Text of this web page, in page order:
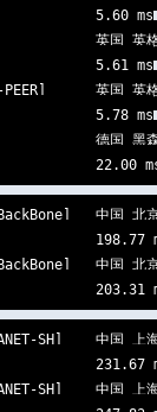
5.60 ms
英国 英格
5.61 ms
英国 英
5.78 ms
德国 黑
22.00
中国 北
198.77
中国 北
203.31
SH]    中国
231.67
SH]    中国